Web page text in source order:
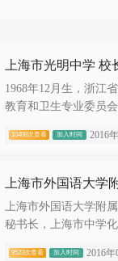
上海市光明中学 校
1968年12月生，浙江
教育和卫生专业委员
10408次查看 加入时间 2016
上海市外国语大学
上海市外国语大学附
秘书长，上海市中学
9523次查看 加入时间 2016年